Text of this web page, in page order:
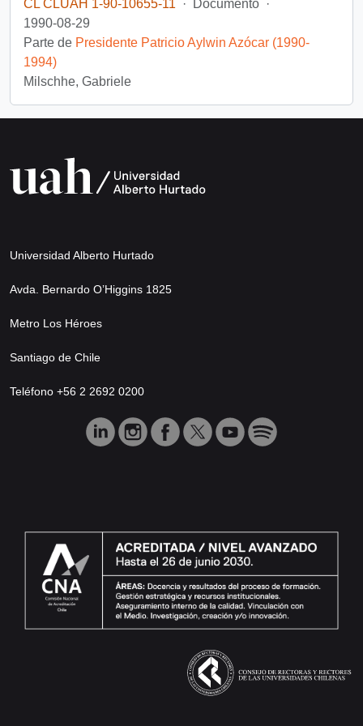
CL CLUAH 1-90-10655-11
· Documento ·
1990-08-29
Parte de Presidente Patricio Aylwin Azócar (1990-
1994)
Milschhe, Gabriele
Universidad Alberto Hurtado
Avda. Bernardo O’Higgins 1825
Metro Los Héroes
Santiago de Chile
Teléfono +56 2 2692 0200